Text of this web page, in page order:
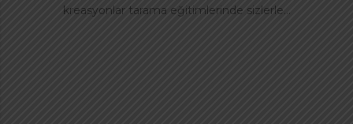
kreasyonlar tarama eğitimlerinde sizlerle…